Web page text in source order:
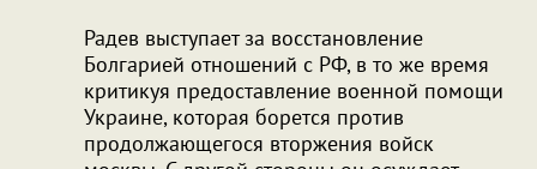
Радев выступает за восстановление
Болгарией отношений с РФ, в то же время
критикуя предоставление военной помощи
Украине, которая борется против
продолжающегося вторжения войск